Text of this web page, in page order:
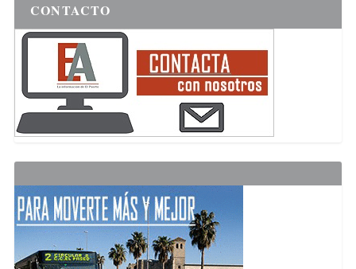
CONTACTO